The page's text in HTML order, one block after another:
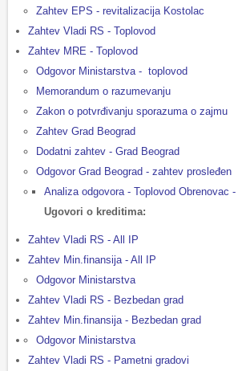
Zahtev EPS - revitalizacija Kostolac
Zahtev Vladi RS - Toplovod
Zahtev MRE - Toplovod
Odgovor Ministarstva - toplovod
Memorandum o razumevanju
Zakon o potvrđivanju sporazuma o zajmu
Zahtev Grad Beograd
Dodatni zahtev - Grad Beograd
Odgovor Grad Beograd - zahtev prosleđen
Analiza odgovora - Toplovod Obrenovac
Ugovori o kreditima:
Zahtev Vladi RS - All IP
Zahtev Min.finansija - All IP
Odgovor Ministarstva
Zahtev Vladi RS - Bezbedan grad
Zahtev Min.finansija - Bezbedan grad
Odgovor Ministarstva
Zahtev Vladi RS - Pametni gradovi